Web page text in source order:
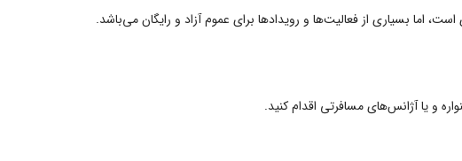
اما بسیاری از فعالیت‌ها و رویدادها برای عموم آزاد و رایگان می‌باشد.
و یا آژانس‌های مسافرتی اقدام کنید.